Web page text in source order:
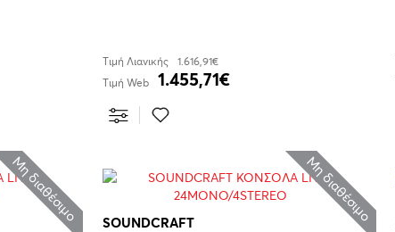
Τιμή Λιανικής
1.616,91€
Τιμή Web
1.455,71€
Μη διαθέσιμο Μη διαθέσιμο
SOUNDCRAFT